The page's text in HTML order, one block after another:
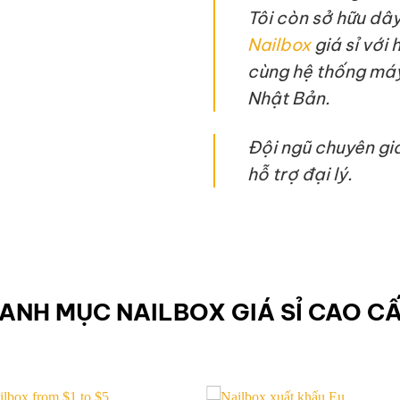
Tôi còn sở hữu
Nailboxgiá sỉ với
cùng hệ thống
Nhật Bản.
Đội ngũ chuyên
hỗ trợ đại lý.
MỤC NAILBOX GIÁ SỈ CAO